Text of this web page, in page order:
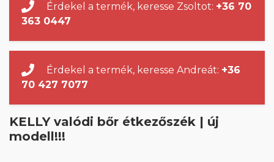
Érdekel a termék, keresse Zsoltot: +36 70
363 0447
Érdekel a termék, keresse Andreát: +36
70 427 7077
KELLY valódi bőr étkezőszék | új
modell!!!